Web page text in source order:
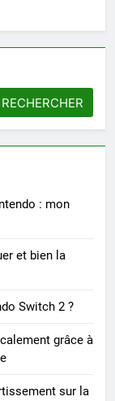
RECHERCHER
: mon
et bien la
Switch 2 ?
grâce à
sur la